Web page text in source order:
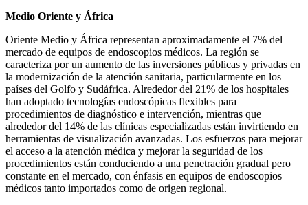
Medio Oriente y África
Oriente Medio y África representan aproximadamente el 7% del
mercado de equipos de endoscopios médicos. La región se
caracteriza por un aumento de las inversiones públicas y privadas en
la modernización de la atención sanitaria, particularmente en los
países del Golfo y Sudáfrica. Alrededor del 21% de los hospitales
han adoptado tecnologías endoscópicas flexibles para
procedimientos de diagnóstico e intervención, mientras que
alrededor del 14% de las clínicas especializadas están invirtiendo en
herramientas de visualización avanzadas. Los esfuerzos para mejorar
el acceso a la atención médica y mejorar la seguridad de los
procedimientos están conduciendo a una penetración gradual pero
constante en el mercado, con énfasis en equipos de endoscopios
médicos tanto importados como de origen regional.